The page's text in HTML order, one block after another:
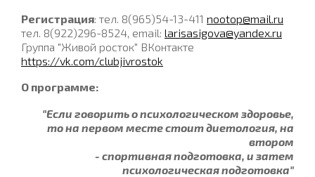
Регистрация: тел. 8(965)54-13-411 nootop@mail.ru
тел. 8(922)296-8524, email: larisasigova@yandex.ru
Группа "Живой росток" ВКонтакте
https://vk.com/clubjivrostok
О программе:
"Если говорить о психологическом здоровье,
то на первом месте стоит диетология, на
втором
- спортивная подготовка, и затем
психологическая подготовка"